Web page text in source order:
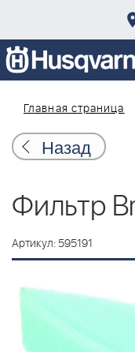
Главная страница
Назад
Фильтр
Артикул: 595191